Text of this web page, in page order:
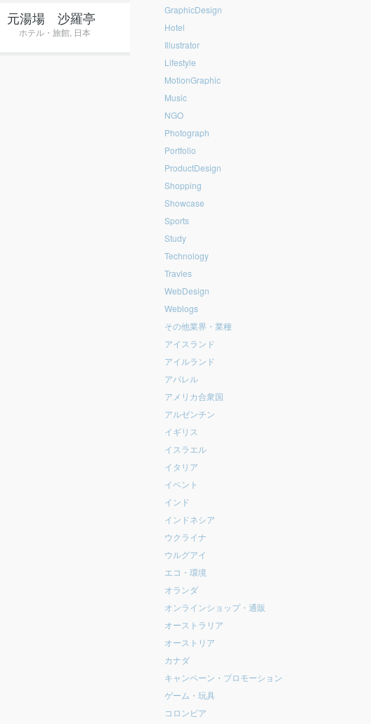
GraphicDesign
Hotel
Illustrator
Lifestyle
MotionGraphic
Music
NGO
Photograph
Portfolio
ProductDesign
Shopping
Showcase
Sports
Study
Technology
Travles
WebDesign
Weblogs
その他業界・業種
アイスランド
アイルランド
アパレル
アメリカ合衆国
アルゼンチン
イギリス
イスラエル
イタリア
イベント
インド
インドネシア
ウクライナ
ウルグアイ
エコ・環境
オランダ
オンラインショップ・通販
オーストラリア
オーストリア
カナダ
キャンペーン・プロモーション
ゲーム・玩具
コロンビア
元湯場 沙羅亭
ホテル・旅館, 日本